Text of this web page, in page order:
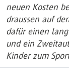
neuen Kosten
draussen auf
dafür einen
und ein
Kinder zum